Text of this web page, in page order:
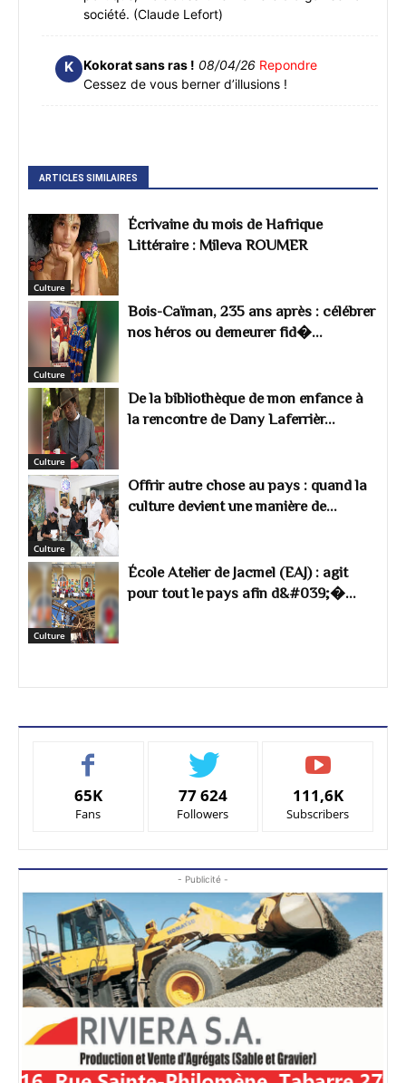
société. (Claude Lefort)
K Kokorat sans ras ! 08/04/26 Repondre
Cessez de vous berner d’illusions !
ARTICLES SIMILAIRES
Culture
Écrivaine du mois de Hafrique
Littéraire : Mileva ROUMER
Culture
Bois-Caïman, 235 ans après : célébrer
nos héros ou demeurer fid�...
Culture
De la bibliothèque de mon enfance à
la rencontre de Dany Laferrièr...
Culture
Offrir autre chose au pays : quand la
culture devient une manière de...
Culture
École Atelier de Jacmel (EAJ) : agit
pour tout le pays afin d&#039;�...
65K
Fans
77 624
Followers
111,6K
Subscribers
- Publicité -